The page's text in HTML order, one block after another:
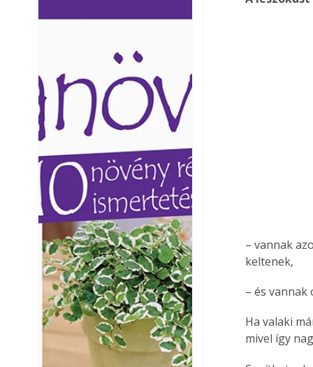
– vannak
keltenek,
– és
Ha valaki
mivel így